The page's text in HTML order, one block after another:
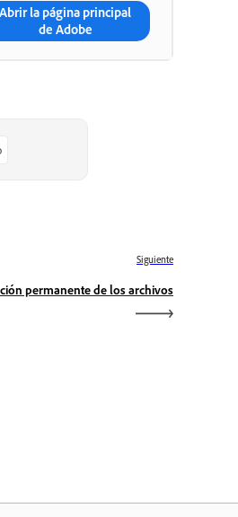
Abrir la página principal
de Adobe
Siguiente
permanente de los archivos